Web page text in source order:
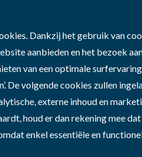
2025
Dankzij het gebruik van
aanbieden en het bezoek
van een optimale
De volgende cookies zullen
externe inhoud en
houd er dan rekening mee
enkel essentiële en